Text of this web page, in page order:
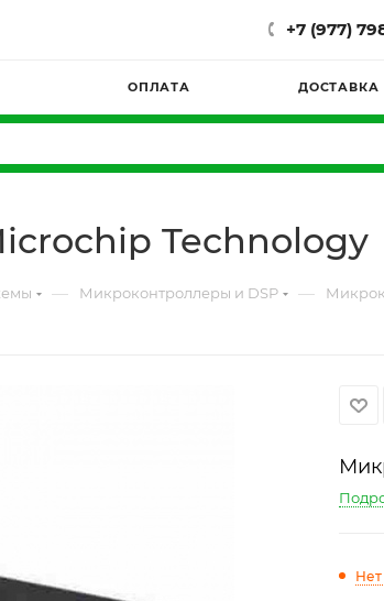
+7 (977)
ОПЛАТА ДОСТАВКА
Technology
— Микроконтроллеры и DSP —